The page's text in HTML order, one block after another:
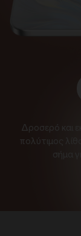
Δροσερό και
πολύτιμος